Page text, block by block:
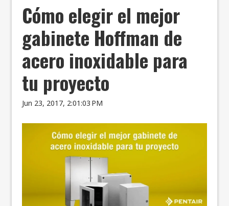
Cómo elegir el mejor
gabinete Hoffman de
acero inoxidable para
tu proyecto
Jun 23, 2017, 2:01:03 PM